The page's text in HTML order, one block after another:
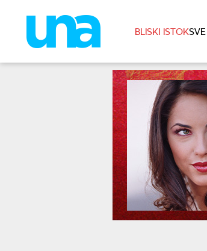
BLISKI ISTOK